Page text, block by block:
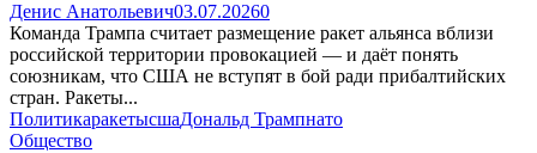
Денис Анатольевич03.07.20260
Команда Трампа считает размещение ракет альянса вблизи
российской территории провокацией — и даёт понять
союзникам, что США не вступят в бой ради прибалтийских
стран. Ракеты...
ПолитикаракетысшаДональд Трампнато
Общество